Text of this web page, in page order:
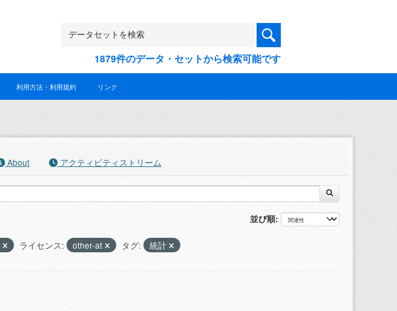
1879件のデータ・セットから検索可能です
利用方法・利用規約 リンク
About アクティビティストリーム
並び順
ライセンス: other-at タグ: 統計